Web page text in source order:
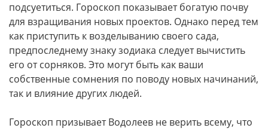
подсуетиться. Гороскоп показывает богатую почву
для взращивания новых проектов. Однако перед тем
как приступить к возделыванию своего сада,
предпоследнему знаку зодиака следует вычистить
его от сорняков. Это могут быть как ваши
собственные сомнения по поводу новых начинаний,
так и влияние других людей.
Гороскоп призывает Водолеев не верить всему, что